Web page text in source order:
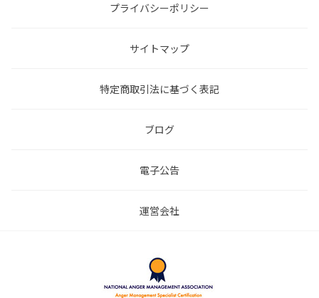
プライバシーポリシー
サイトマップ
特定商取引法に基づく表記
ブログ
電子公告
運営会社